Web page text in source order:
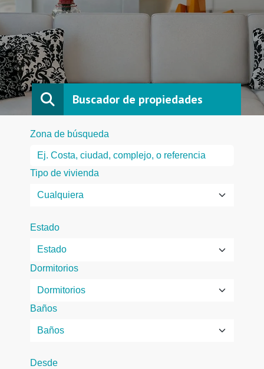
Buscador de propiedades
Zona de búsqueda
Tipo de vivienda
Estado
Dormitorios
Baños
Desde